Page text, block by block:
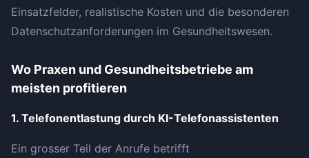
Einsatzfelder, realistische Kosten und die besonderen
Datenschutzanforderungen im Gesundheitswesen.
Wo Praxen und Gesundheitsbetriebe am
meisten profitieren
1. Telefonentlastung durch KI-Telefonassistenten
Ein grosser Teil der Anrufe betrifft